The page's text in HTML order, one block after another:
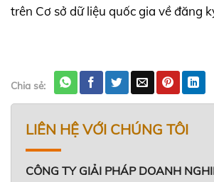
trên Cơ sở dữ liệu quốc gia về đăng
Chia sẻ:
LIÊN HỆ VỚI CHÚNG TÔI
CÔNG TY GIẢI PHÁP DOANH